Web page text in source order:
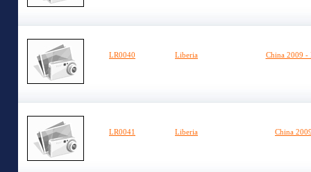
LR0040 Liberia China 2009 -
LR0041 Liberia China